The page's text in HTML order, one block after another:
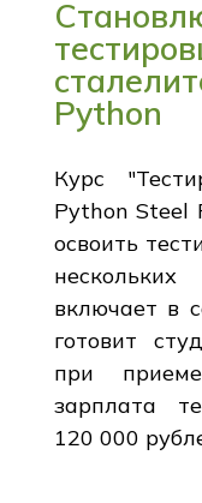
Python
Курс
Python Steel
освоить
включает в
готовит
при
зарплата
120 000